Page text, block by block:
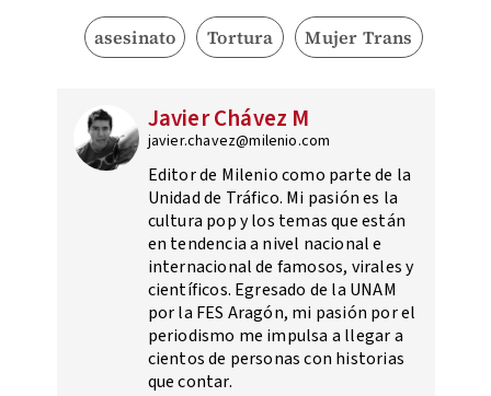
asesinato Tortura Mujer Trans
Javier Chávez M
javier.chavez@milenio.com
Editor de Milenio como parte de la
Unidad de Tráfico. Mi pasión es la
cultura pop y los temas que están
en tendencia a nivel nacional e
internacional de famosos, virales y
científicos. Egresado de la UNAM
por la FES Aragón, mi pasión por el
periodismo me impulsa a llegar a
cientos de personas con historias
que contar.